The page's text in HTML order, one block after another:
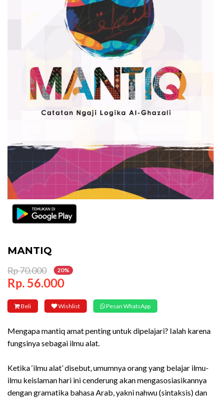
MANTIQ
Rp 70.000 20%
Rp. 56.000
Beli Wishlist Pesan WhatsApp
Mengapa mantiq amat penting untuk dipelajari? Ialah karena
fungsinya sebagai ilmu alat.
Ketika ‘ilmu alat’ disebut, umumnya orang yang belajar ilmu-
ilmu keislaman hari ini cenderung akan mengasosiasikannya
dengan gramatika bahasa Arab, yakni nahwu (sintaksis) dan